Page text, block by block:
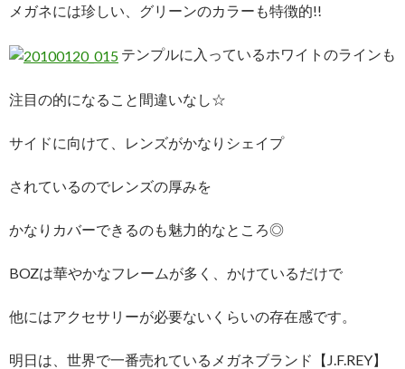
メガネには珍しい、グリーンのカラーも特徴的!!
テンプルに入っているホワイトのラインも
注目の的になること間違いなし☆
サイドに向けて、レンズがかなりシェイプ
されているのでレンズの厚みを
かなりカバーできるのも魅力的なところ◎
BOZは華やかなフレームが多く、かけているだけで
他にはアクセサリーが必要ないくらいの存在感です。
明日は、世界で一番売れているメガネブランド【J.F.REY】